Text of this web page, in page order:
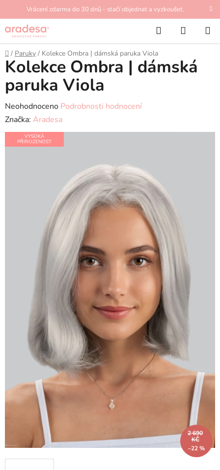
obsah
Vrácení zdarma do 30 dnů - stačí objednat a vyzkoušet.
Hledat
KOŠÍK
Domů
/ Paruky / Kolekce Ombra | dámská paruka Viola
Kolekce Ombra | dámská
paruka Viola
Průměrné
hodnocení
produktu
je
Neohodnoceno Podrobnosti hodnocení
Značka: Aradesa
VYSOKÁ
PŘIROZENOST
2 690
KČ
–22 %